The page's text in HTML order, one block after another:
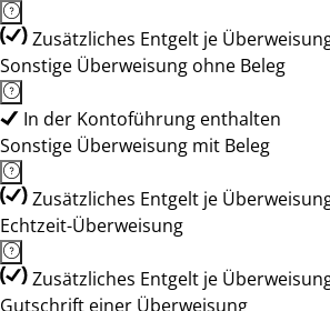
Zusätzliches Entgelt je
Sonstige Überweisung ohne Beleg
In der Kontoführung enthalten
Sonstige Überweisung mit Beleg
Zusätzliches Entgelt je
Echtzeit-Überweisung
Zusätzliches Entgelt je
Gutschrift einer Überweisung